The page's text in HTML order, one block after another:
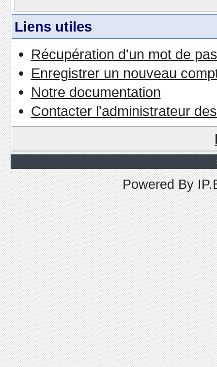
Liens utiles
Récupération d'un mot de
Enregistrer un nouveau
Notre documentation
Contacter l'administrateur
Powered By